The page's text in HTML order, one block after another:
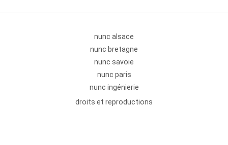
nunc alsace
nunc bretagne
nunc savoie
nunc paris
nunc ingénierie
droits et reproductions